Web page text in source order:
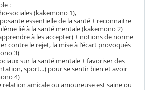
:
sociales (kakemono 1),
essentielle de la santé + reconnaitre
lié à la santé mentale (kakemono 2)
à les accepter) + notions de norme
contre le rejet, la mise à l'écart provoqués
3)
sur la santé mentale + favoriser des
sport...) pour se sentir bien et avoir
4)
amicale ou amoureuse est saine ou